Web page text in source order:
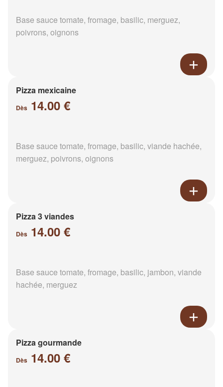
Base sauce tomate, fromage, basilic, merguez,
poivrons, oignons
Pizza mexicaine
Dès 14.00 €
Base sauce tomate, fromage, basilic, viande hachée,
merguez, poivrons, oignons
Pizza 3 viandes
Dès 14.00 €
Base sauce tomate, fromage, basilic, jambon, viande
hachée, merguez
Pizza gourmande
Dès 14.00 €